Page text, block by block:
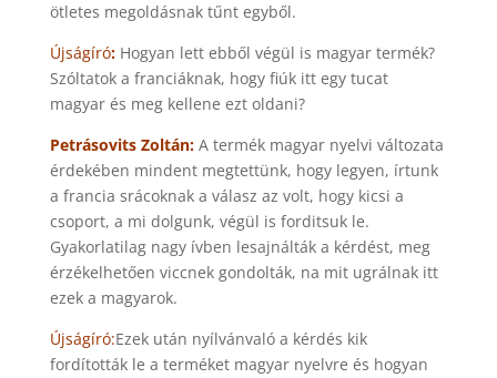
ötletes megoldásnak tűnt egyből.
Újságíró:Hogyan lett ebből végül is magyar termék?
Szóltatok a franciáknak, hogy fiúk itt egy tucat
magyar és meg kellene ezt oldani?
Petrásovits Zoltán:A termék magyar nyelvi változata
érdekében mindent megtettünk, hogy legyen, írtunk
a francia srácoknak a válasz az volt, hogy kicsi a
csoport, a mi dolgunk, végül is forditsuk le.
Gyakorlatilag nagy ívben lesajnálták a kérdést, meg
érzékelhetően viccnek gondolták, na mit ugrálnak itt
ezek a magyarok.
Újságíró:Ezek után nyílvánvaló a kérdés kik
fordították le a terméket magyar nyelvre és hogyan